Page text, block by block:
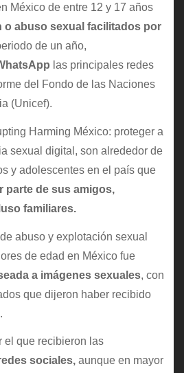
México de entre 12 y 17 años
o abuso sexual facilitados por
de un año,
las principales redes
del Fondo de las Naciones
(Unicef).
Harming México: proteger a
sexual digital, son alrededor de
y adolescentes en el país que
parte de sus amigos,
familiares.
abuso y explotación sexual
de edad en México fue
a imágenes sexuales, con
que dijeron haber recibido
el que recibieron las
sociales, aunque en mayor